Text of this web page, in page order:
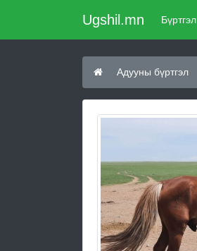
Ugshil.mn Бүртгэл
Адууны бүртгэл